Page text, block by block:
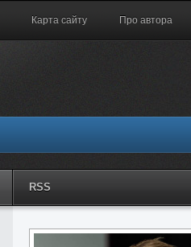
Карта сайту Про автора
RSS